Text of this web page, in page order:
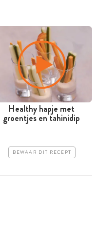
Healthy hapje met
groentjes en tahinidip
BEWAAR DIT RECEPT